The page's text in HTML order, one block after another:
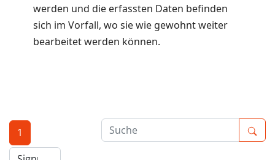
werden und die erfassten Daten befinden
sich im Vorfall, wo sie wie gewohnt weiter
bearbeitet werden können.
1